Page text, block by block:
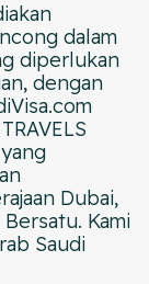
dalam
diperlukan
dengan
Dubai,
Kami
Saudi